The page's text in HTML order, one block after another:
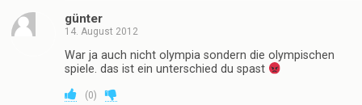
günter
14. August 2012
War ja auch nicht olympia sondern die olympischen
spiele. das ist ein unterschied du spast
(0)